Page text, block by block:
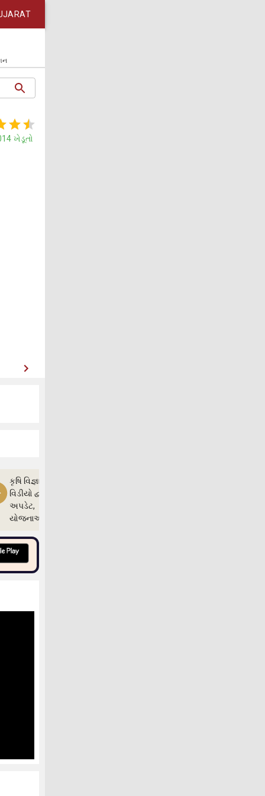
ખેડૂતો
કૃષિ વિજ્ઞાન
વિડીયો દ્વારા ખેતી
અપડેટ,
યોજનાઓ અને